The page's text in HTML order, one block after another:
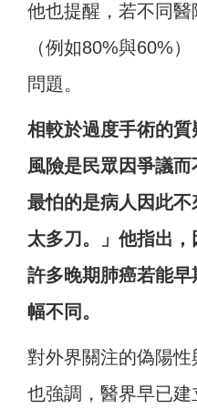
他也提醒，若不同
（例如80%與60%
問題。
相較於過度手術的
風險是民眾因爭議
最怕的是病人因此
太多刀。」他指出，
許多晚期肺癌若能
幅不同。
對外界關注的偽陽
也強調，醫界早已